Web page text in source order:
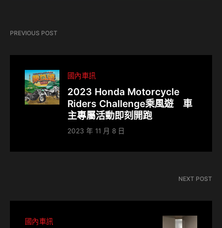
PREVIOUS POST
國內車訊
2023 Honda Motorcycle
Riders Challenge乘風遊 車
主專屬活動即刻開跑
2023 年 11 月 8 日
NEXT POST
國內車訊